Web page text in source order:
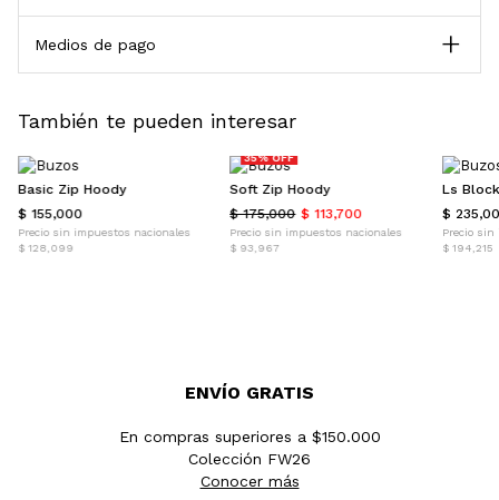
Medios de pago
También te pueden interesar
Basic Zip Hoody
$ 155,000
Precio sin impuestos nacionales
$ 128,099
35% OFF
Soft Zip Hoody
$ 175,000 $ 113,700
Precio sin impuestos nacionales
$ 93,967
Ls
$
Precio sin
$ 194,215
ENVÍO GRATIS
En compras superiores a $150.000
Colección FW26
Conocer más